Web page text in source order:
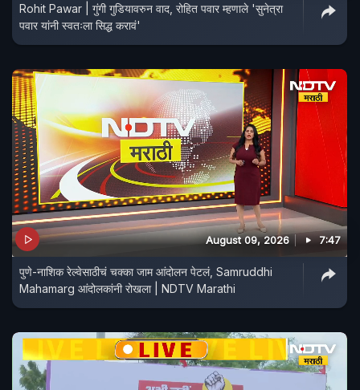
Rohit Pawar | गुंगी गुडियावरुन वाद, रोहित पवार म्हणाले 'सुनेत्रा
पवार यांनी स्वतःला सिद्ध करावं'
August 09, 2026 7:47
पुणे-नाशिक रेल्वेसाठीचं चक्का जाम आंदोलन पेटलं, Samruddhi
Mahamarg आंदोलकांनी रोखला | NDTV Marathi